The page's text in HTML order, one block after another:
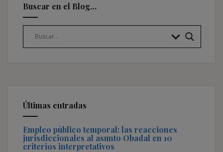
Buscar en el Blog…
Últimas entradas
Empleo público temporal: las reacciones
jurisdiccionales al asunto Obadal en 10
criterios interpretativos